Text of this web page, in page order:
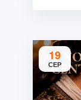
19
СЕР